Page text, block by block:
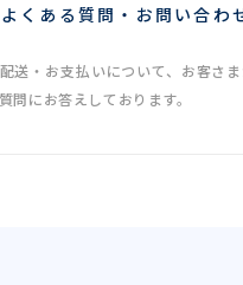
よくある質問・お問い合わ
送・お支払いについて、お客さ
問にお答えしております。